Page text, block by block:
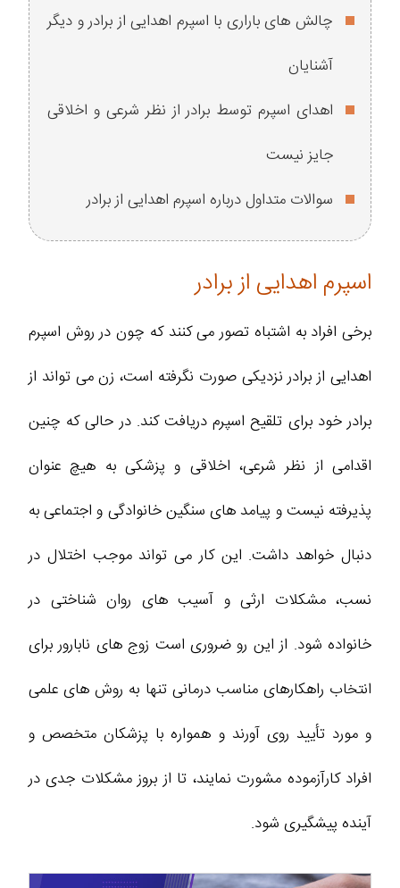
چالش های باراری با اسپرم اهدایی از برادر و دیگر
آشنایان
اهدای اسپرم توسط برادر از نظر شرعی و اخلاقی
جایز نیست
سوالات متداول درباره اسپرم اهدایی از برادر
اسپرم اهدایی از برادر
برخی افراد به اشتباه تصور می کنند که چون در روش اسپرم
اهدایی از برادر نزدیکی صورت نگرفته است، زن می تواند از
برادر خود برای تلقیح اسپرم دریافت کند. در حالی که چنین
اقدامی از نظر شرعی، اخلاقی و پزشکی به هیچ عنوان
پذیرفته نیست و پیامد های سنگین خانوادگی و اجتماعی به
دنبال خواهد داشت. این کار می تواند موجب اختلال در
نسب، مشکلات ارثی و آسیب های روان شناختی در
خانواده شود. از این رو ضروری است زوج های نابارور برای
انتخاب راهکارهای مناسب درمانی تنها به روش های علمی
و مورد تأیید روی آورند و همواره با پزشکان متخصص و
افراد کارآزموده مشورت نمایند، تا از بروز مشکلات جدی در
آینده پیشگیری شود.